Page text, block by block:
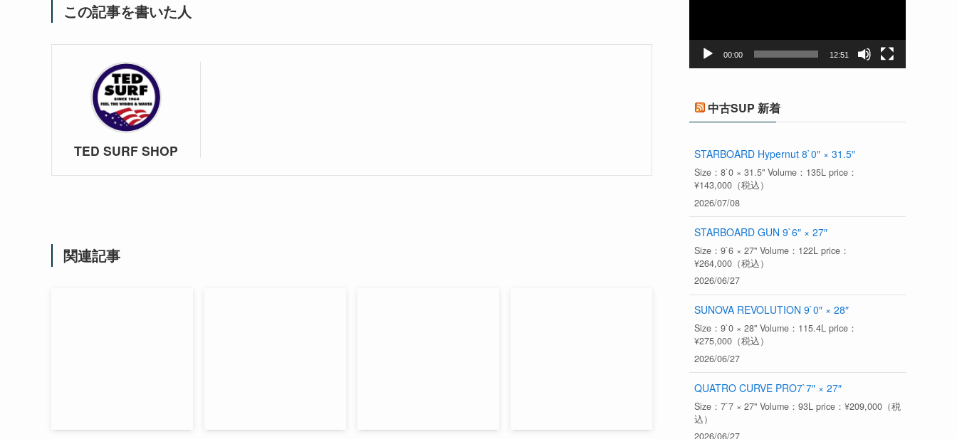
この記事を書いた人
TED SURF SHOP
関連記事
00:00 12:51
中古SUP 新着
STARBOARD Hypernut 8`0″ × 31.5″
2026/07/08
Size：8`0 × 31.5" Volume：135L price：
¥143,000（税込）
STARBOARD GUN 9`6″ × 27″
2026/06/27
Size：9`6 × 27" Volume：122L price：
¥264,000（税込）
SUNOVA REVOLUTION 9`0″ × 28″
2026/06/27
Size：9`0 × 28" Volume：115.4L price：
¥275,000（税込）
QUATRO CURVE PRO7`7″ × 27″
2026/06/27
Size：7`7 × 27" Volume：93L price：¥209,000（税
込）